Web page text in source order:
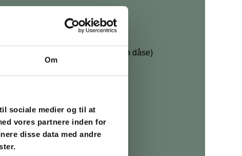
Om
sociale medier og til at
vores partnere inden for
disse data med andre
og kogte kikærter (svarer til en dåse)
spidskommen
koriander
paprika